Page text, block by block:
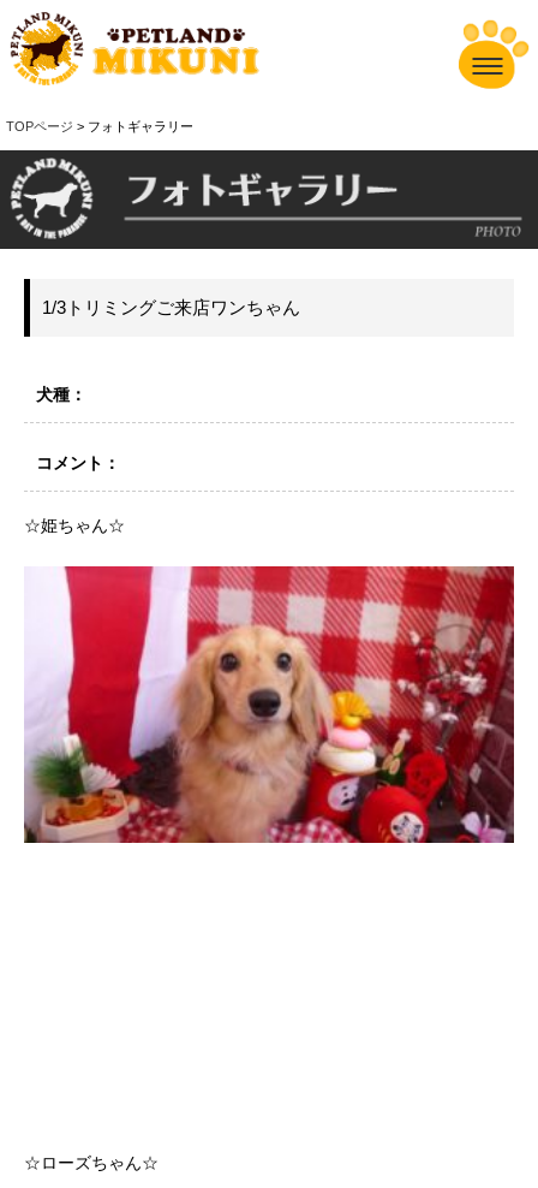
TOPページ > フォトギャラリー
1/3トリミングご来店ワンちゃん
犬種：
コメント：
☆姫ちゃん☆
☆ローズちゃん☆